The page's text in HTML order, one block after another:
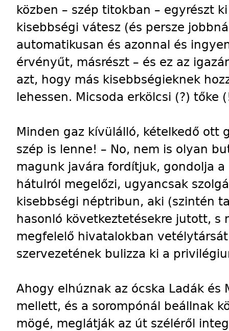
közben – szép titokban – egyrészt
kisebbségi vátesz (és persze
automatikusan és azonnal és
érvényűt, másrészt – és ez az
azt, hogy más kisebbségieknek
lehessen. Micsoda erkölcsi (?) tőke
Minden gaz kívülálló, kételkedő ott
szép is lenne! – No, nem is olyan
magunk javára fordítjuk, gondolja
hátulról megelőzi, ugyancsak
kisebbségi néptribun, aki (szintén
hasonló következtetésekre jutott, s
megfelelő hivatalokban
szervezetének bulizza ki a
Ahogy elhúznak az ócska Ladák és
mellett, és a sorompónál beállnak
mögé, meglátják az út széléről